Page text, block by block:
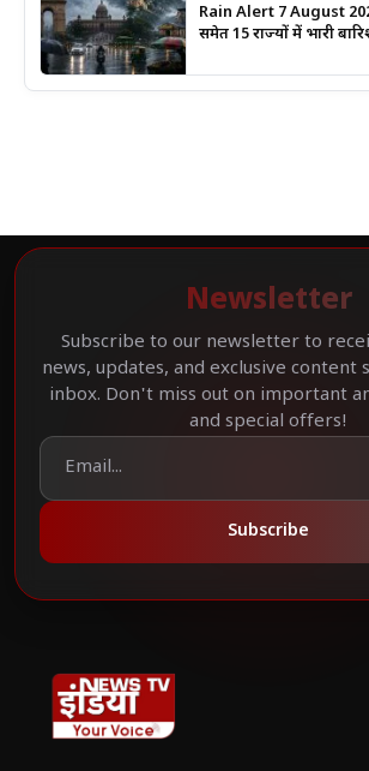
Rain Alert 7 August
समेत 15 राज्यों में भारी
Newsletter
Subscribe to our newsletter to
news, updates, and exclusive
inbox. Don't miss out on important
and special offers!
Subscribe